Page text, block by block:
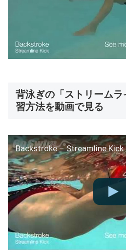
背泳ぎの「ストリーム
習方法を動画で見る
Backstroke – Streamline Kick